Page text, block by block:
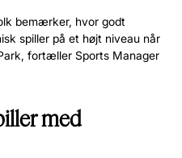
bemærker, hvor godt
spiller på et højt niveau når
fortæller Sports Manager
med